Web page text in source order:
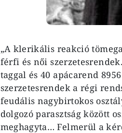
„A klerikális reakció
férfi és női
taggal és 40 apácarend
szerzetesrendek a régi
feudális nagybirtokos
dolgozó parasztság között
meghagyta… Felmerül a